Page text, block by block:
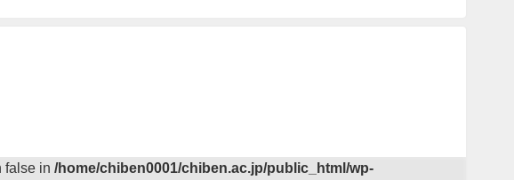
false in /home/chiben0001/chiben.ac.jp/public_html/wp-